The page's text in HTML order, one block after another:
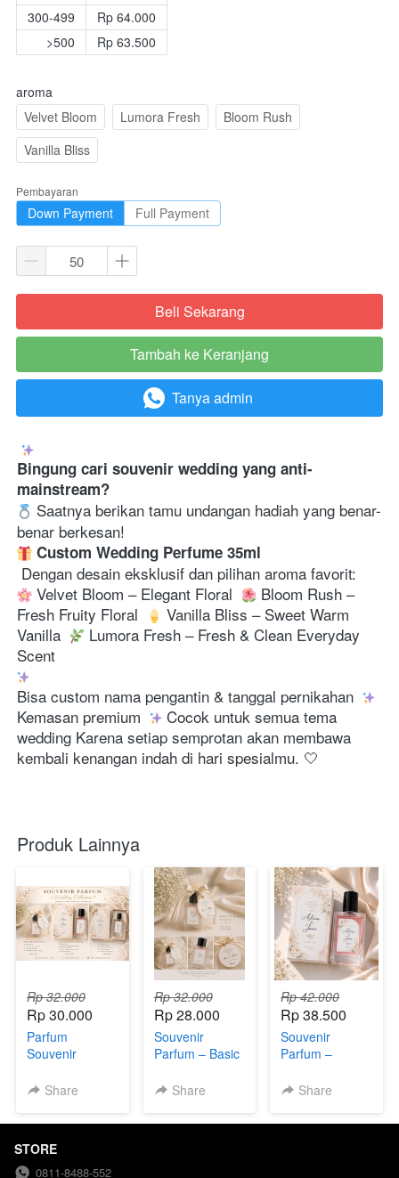
300-499
>500
Rp 64.000
Rp 63.500
aroma
Velvet Bloom
Lumora Fresh
Bloom Rush
Vanilla Bliss
Pembayaran
Down Payment Full Payment
`Beli Sekarang
`
Tambah ke Keranjang
` Tanya admin
Bingung cari souvenir wedding yang anti-
mainstream?
Saatnya berikan tamu undangan hadiah yang benar-
benar berkesan!
Custom Wedding Perfume 35ml
Dengan desain eksklusif dan pilihan aroma favorit:
Velvet Bloom – Elegant Floral
Bloom Rush –
Fresh Fruity Floral
Vanilla Bliss – Sweet Warm
Vanilla
Lumora Fresh – Fresh & Clean Everyday
Scent
Bisa custom nama pengantin & tanggal pernikahan
Kemasan premium
Cocok untuk semua tema
wedding Karena setiap semprotan akan membawa
kembali kenangan indah di hari spesialmu. 🤍
Produk Lainnya
Rp 32.000
Rp 30.000
Parfum
Souvenir
Collection
Share
Rp 32.000
Rp 28.000
Souvenir
Parfum – Basic
Share
Rp 42.000
Rp 38.500
Souvenir
Parfum –
Package
Share
STORE
0811-8488-552